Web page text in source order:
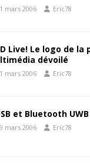
mars 2006 Eric78
Live! Le logo de
dévoilé
mars 2006 Eric78
et Bluetooth UWB
mars 2006 Eric78